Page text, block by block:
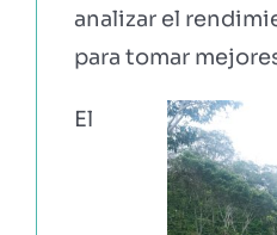
analizar el
para tomar
El